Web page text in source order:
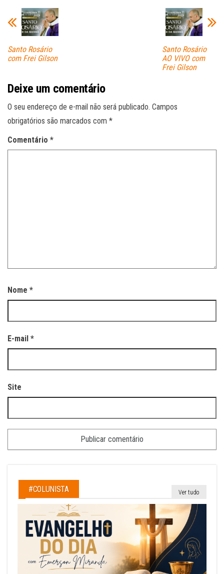
pp
Santo Rosário
com Frei Gilson
Santo Rosário
AO VIVO com
Frei Gilson
Deixe um comentário
O seu endereço de e-mail não será publicado. Campos
obrigatórios são marcados com *
Comentário *
Nome *
E-mail *
Site
#COLUNISTA Ver tudo